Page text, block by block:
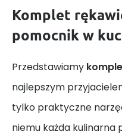
Komplet
pomocnik w
Przedstawiamy
najlepszym
tylko praktyczne
niemu każda kulinarna